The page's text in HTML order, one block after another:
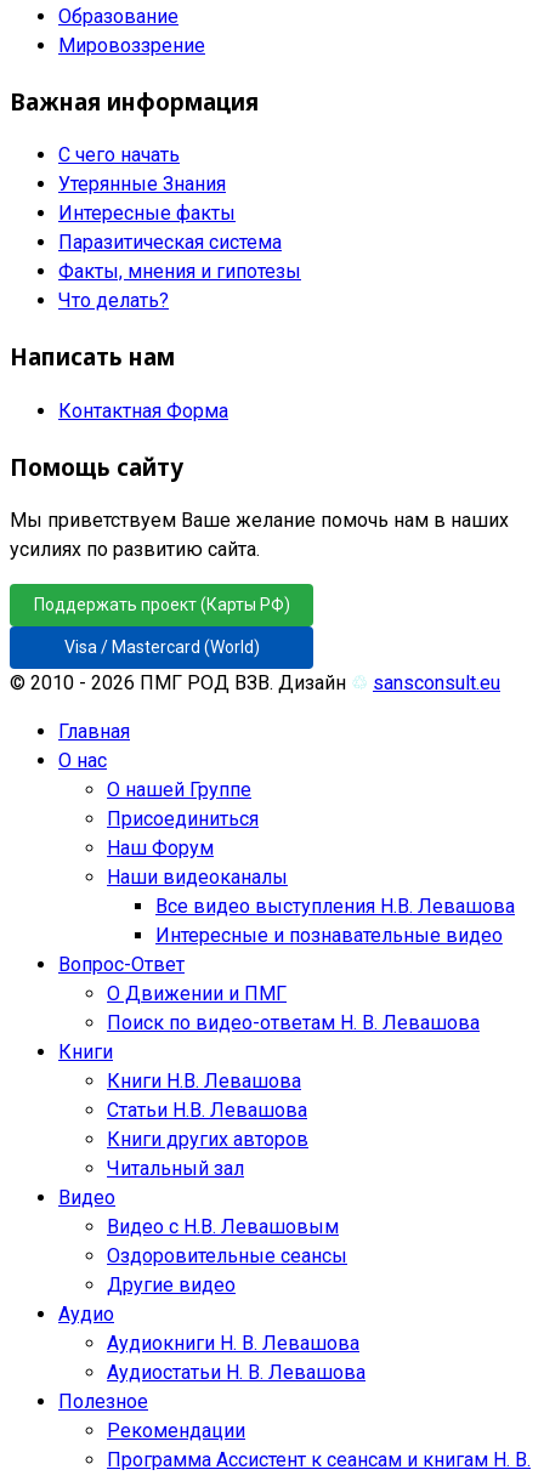
Образование
Мировоззрение
Важная информация
С чего начать
Утерянные Знания
Интересные факты
Паразитическая система
Факты, мнения и гипотезы
Что делать?
Написать нам
Контактная Форма
Помощь сайту
Мы приветствуем Ваше желание помочь нам в наших
усилиях по развитию сайта.
Поддержать проект (Карты РФ)
Visa / Mastercard (World)
© 2010 - 2026 ПМГ РОД ВЗВ. Дизайн ♲ sansconsult.eu
Главная
О нас
О нашей Группе
Присоединиться
Наш Форум
Наши видеоканалы
Все видео выступления Н.В. Левашова
Интересные и познавательные видео
Вопрос-Ответ
О Движении и ПМГ
Поиск по видео-ответам Н. В. Левашова
Книги
Книги Н.В. Левашова
Статьи Н.В. Левашова
Книги других авторов
Читальный зал
Видео
Видео с Н.В. Левашовым
Оздоровительные сеансы
Другие видео
Аудио
Аудиокниги Н. В. Левашова
Аудиостатьи Н. В. Левашова
Полезное
Рекомендации
Программа Ассистент к сеансам и книгам Н. В.